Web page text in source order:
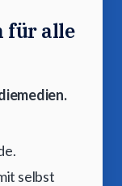
für alle
selbst